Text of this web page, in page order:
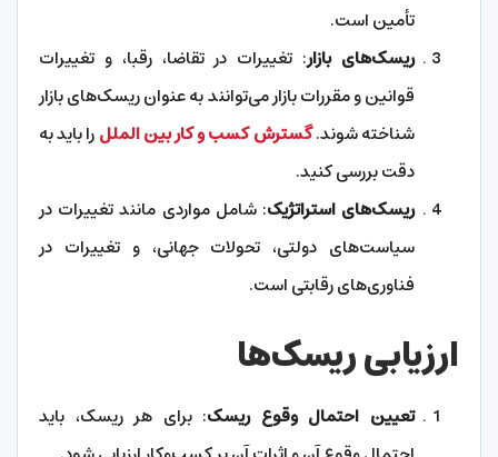
تأمین است.
ریسک‌های بازار: تغییرات در تقاضا، رقبا، و تغییرات
قوانین و مقررات بازار می‌توانند به عنوان ریسک‌های بازار
شناخته شوند.گسترش کسب و کار بین المللرا باید به
دقت بررسی کنید.
ریسک‌های استراتژیک: شامل مواردی مانند تغییرات در
سیاست‌های دولتی، تحولات جهانی، و تغییرات در
فناوری‌های رقابتی است.
ارزیابی ریسک‌ها
تعیین احتمال وقوع ریسک: برای هر ریسک، باید